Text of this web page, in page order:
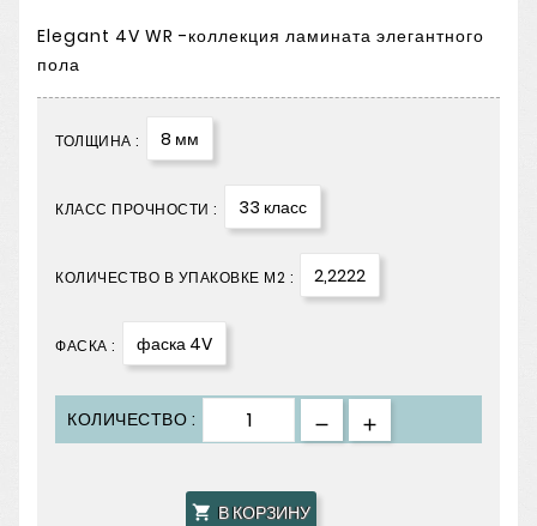
Elegant 4V WR -коллекция ламината элегантного
пола
ТОЛЩИНА : 8 мм
КЛАСС ПРОЧНОСТИ : 33 класс
КОЛИЧЕСТВО В УПАКОВКЕ М2 : 2,2222
ФАСКА : фаска 4V
КОЛИЧЕСТВО :
 В КОРЗИНУ